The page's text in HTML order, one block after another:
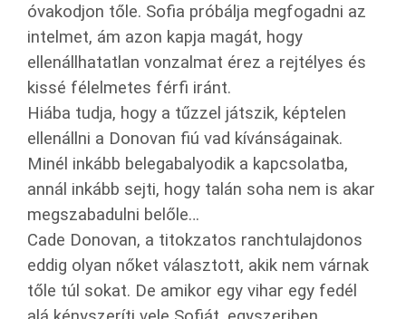
óvakodjon tőle. Sofia próbálja megfogadni az
intelmet, ám azon kapja magát, hogy
ellenállhatatlan vonzalmat érez a rejtélyes és
kissé félelmetes férfi iránt.
Hiába tudja, hogy a tűzzel játszik, képtelen
ellenállni a Donovan fiú vad kívánságainak.
Minél inkább belegabalyodik a kapcsolatba,
annál inkább sejti, hogy talán soha nem is akar
megszabadulni belőle…
Cade Donovan, a titokzatos ranchtulajdonos
eddig olyan nőket választott, akik nem várnak
tőle túl sokat. De amikor egy vihar egy fedél